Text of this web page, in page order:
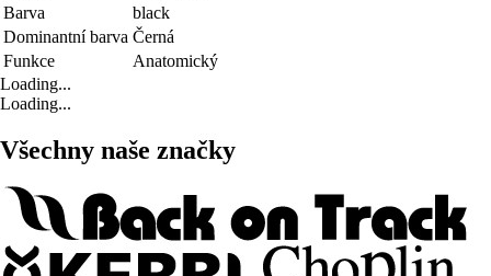
Barva
black
Dominantní barva Černá
Funkce
Anatomický
Loading...
Loading...
Všechny naše značky